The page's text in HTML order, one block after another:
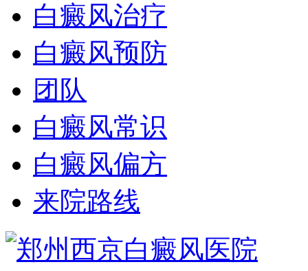
白癜风治疗
白癜风预防
团队
白癜风常识
白癜风偏方
来院路线